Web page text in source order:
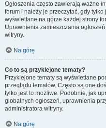
Ogłoszenia często zawierają ważne
forum i należy je przeczytać, gdy tylko
wyświetlane na górze każdej strony
Uprawnienia zamieszczania
witryny.
Na górę
Co to są przyklejone tematy?
Przyklejone tematy są wyświetlane
przeglądu tematów. Często są one
tylko jest to możliwe. Podobnie, jak
globalnych ogłoszeń, uprawnienia
administratora witryny.
Na górę